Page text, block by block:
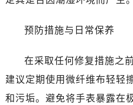
预防措施与日常保养
在采取任何修复措施之
建议定期使用微纤维布轻轻
和污垢。避免将手表暴露在